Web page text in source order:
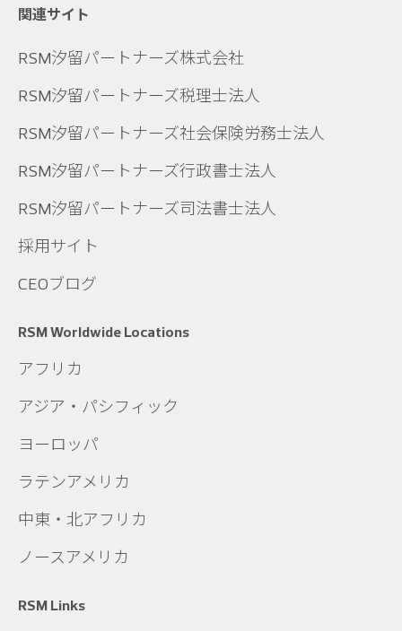
関連サイト
RSM汐留パートナーズ株式会社
RSM汐留パートナーズ税理士法人
RSM汐留パートナーズ社会保険労務士法人
RSM汐留パートナーズ行政書士法人
RSM汐留パートナーズ司法書士法人
採用サイト
CEOブログ
RSM Worldwide Locations
アフリカ
アジア・パシフィック
ヨーロッパ
ラテンアメリカ
中東・北アフリカ
ノースアメリカ
RSM Links